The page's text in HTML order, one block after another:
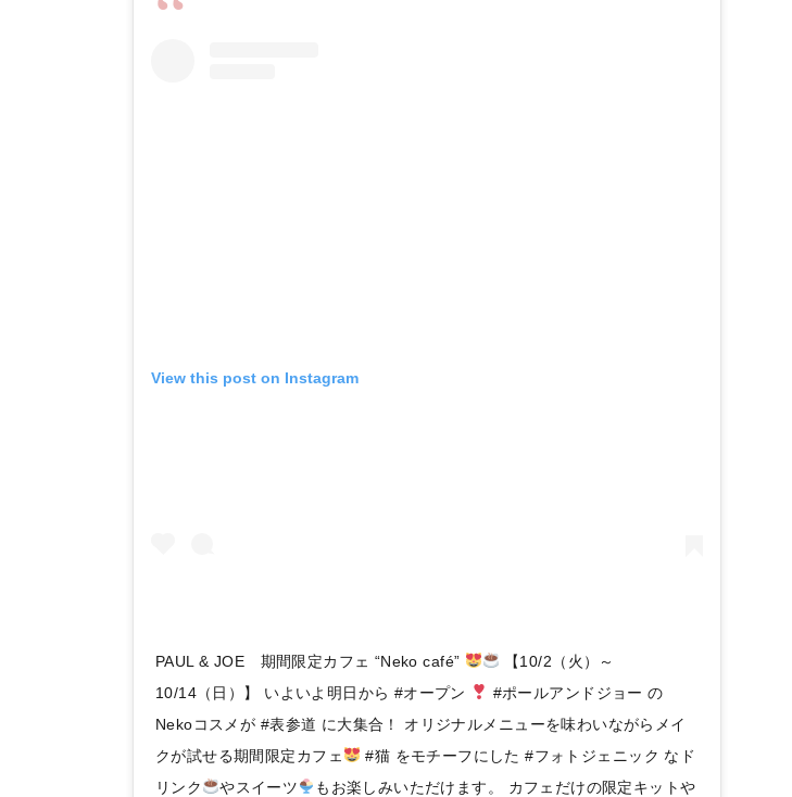
View this post on Instagram
PAUL & JOE 期間限定カフェ “Neko café”
【10/2（火）～
10/14（日）】 いよいよ明日から #オープン
#ポールアンドジョー の
Nekoコスメが #表参道 に大集合！ オリジナルメニューを味わいながらメイ
クが試せる期間限定カフェ
#猫 をモチーフにした #フォトジェニック なド
リンク
やスイーツ
もお楽しみいただけます。 カフェだけの限定キットや